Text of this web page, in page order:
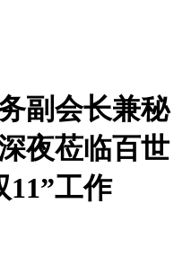
副会长兼秘
夜莅临百世
11”工作